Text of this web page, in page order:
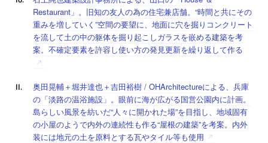
Restaurant」。旧知の友人の為の住宅兼店舗。“時間と共にその
重みを増していく”空間の要望に、地面に穴を掘りコンクリート
を流して土の中の躯体を掘り起こしガラスを嵌める建築を考
案。不確定要素を許容し使い方の発見更新を繰り返して作る
奥田晃輔＋堀井達也＋吉田裕樹 / OHArchitectureによる、兵庫
の「淡路の温浴施設」。眼前に海が広がる国営公園内に計画。
島らしい風景を紡いだ“人々に開かれた場”を目指し、地域固有
の小屋のようで内外の連続性も作る“屋根の建築”を考案。内外
装には地元の土を原料とする瓦やタイル等も使用